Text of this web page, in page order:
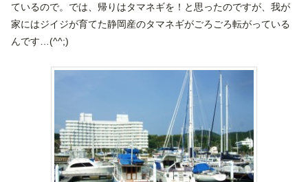
ているので。では、帰りはタマネギを！と思ったのですが、我が
家にはジイジが育てた静岡産のタマネギがごろごろ転がっている
んです…(^^;)